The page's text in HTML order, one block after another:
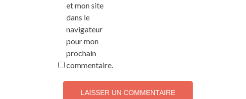
et mon site
dans le
navigateur
pour mon
prochain
commentaire.